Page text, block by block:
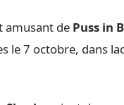
amusant de Puss in
le 7 octobre, dans